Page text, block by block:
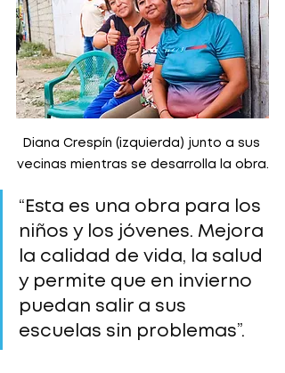
Diana Crespín (izquierda) junto a sus
vecinas mientras se desarrolla la obra.
“Esta es una obra para los
niños y los jóvenes. Mejora
la calidad de vida, la salud
y permite que en invierno
puedan salir a sus
escuelas sin problemas”.